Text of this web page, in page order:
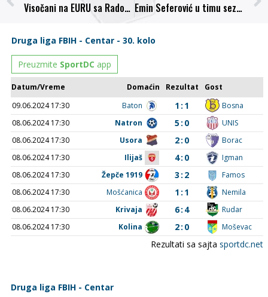
Visočani na EURU sa Radomirom Dubovinom bivšim igračem NK Bosna Emin Seferović u timu sezone Druge lige Centar